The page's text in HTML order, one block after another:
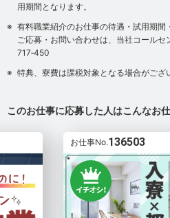
用期間となります。
有料職業紹介のお仕事の待遇・試用期間
ご応募・お問い合わせは、当社コール
717‐450
特典、寮費は課税対象となる場合がござ
このお仕事に応募した人はこんなお
お仕事No.136503